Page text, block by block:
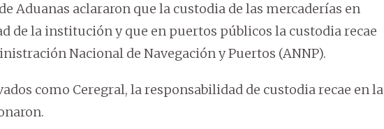
Aduanas aclararon que la custodia de las mercaderías en
de la institución y que en puertos públicos la custodia recae
Nacional de Navegación y Puertos (ANNP).
como Ceregral, la responsabilidad de custodia recae en la